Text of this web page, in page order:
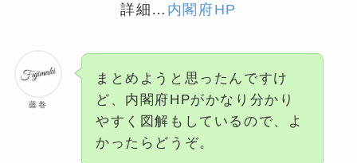
詳細… 内閣府HP
藤巻
まとめようと思ったんですけ
ど、内閣府HPがかなり分かり
やすく図解もしているので、よ
かったらどうぞ。